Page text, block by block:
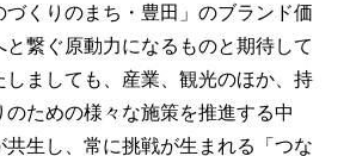
くりのまち・豊田」のブランド価
繋ぐ原動力になるものと期待して
しましても、産業、観光のほか、持
ための様々な施策を推進する中
共生し、常に挑戦が生まれる「つな